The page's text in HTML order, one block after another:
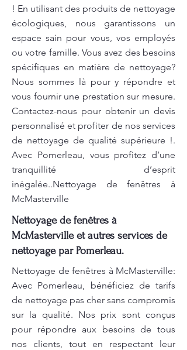
! En utilisant des produits de nettoyage
écologiques, nous garantissons un
espace sain pour vous, vos employés
ou votre famille. Vous avez des besoins
spécifiques en matière de nettoyage?
Nous sommes là pour y répondre et
vous fournir une prestation sur mesure.
Contactez-nous pour obtenir un devis
personnalisé et profiter de nos services
de nettoyage de qualité supérieure !.
Avec Pomerleau, vous profitez d’une
tranquillité d’esprit
inégalée..Nettoyage de fenêtres à
McMasterville
Nettoyage de fenêtres à
McMasterville et autres services de
nettoyage par Pomerleau.
Nettoyage de fenêtres à McMasterville:
Avec Pomerleau, bénéficiez de tarifs
de nettoyage pas cher sans compromis
sur la qualité. Nos prix sont conçus
pour répondre aux besoins de tous
nos clients, tout en respectant leur